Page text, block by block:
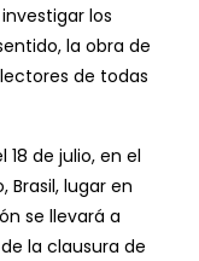
los
la obra de
de todas
de julio, en el
Brasil, lugar en
se llevará a
la clausura de